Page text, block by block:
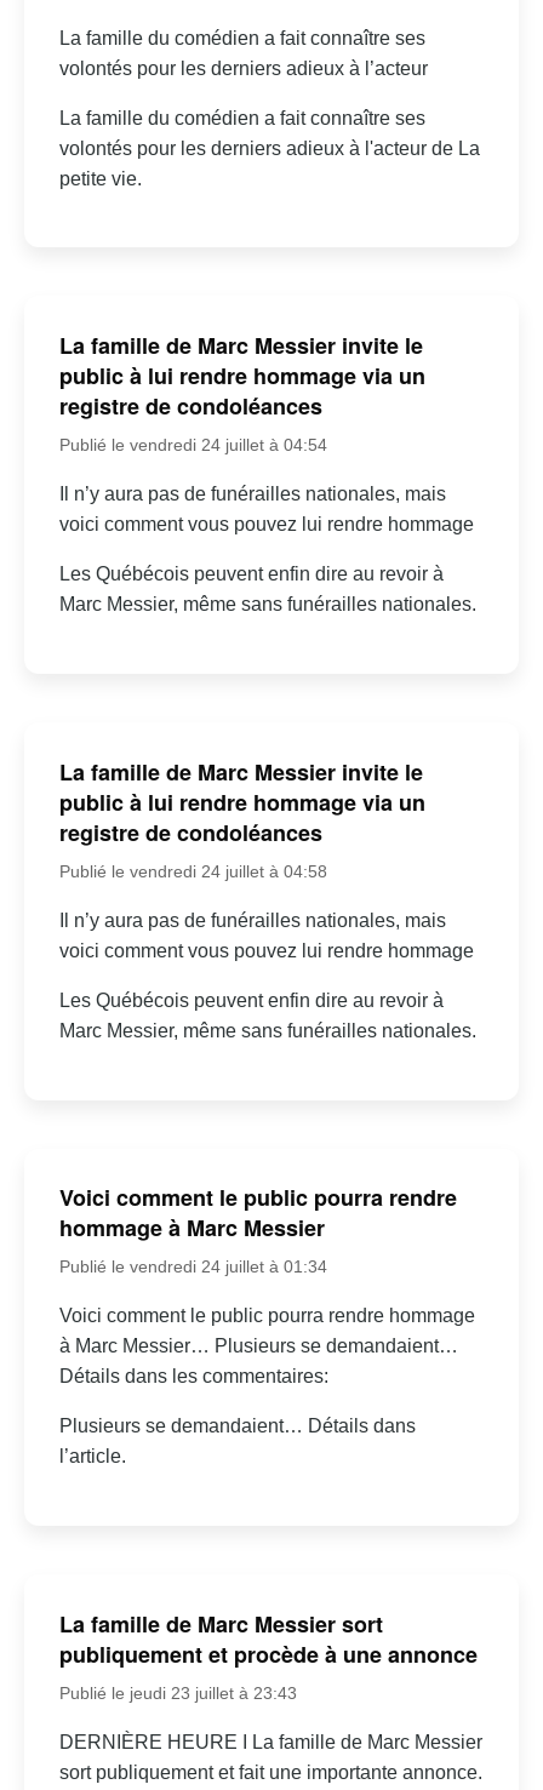
La famille du comédien a fait connaître ses
volontés pour les derniers adieux à l’acteur
La famille du comédien a fait connaître ses
volontés pour les derniers adieux à l'acteur de La
petite vie.
La famille de Marc Messier invite le
public à lui rendre hommage via un
registre de condoléances
Publié le vendredi 24 juillet à 04:54
Il n’y aura pas de funérailles nationales, mais
voici comment vous pouvez lui rendre hommage
Les Québécois peuvent enfin dire au revoir à
Marc Messier, même sans funérailles nationales.
La famille de Marc Messier invite le
public à lui rendre hommage via un
registre de condoléances
Publié le vendredi 24 juillet à 04:58
Il n’y aura pas de funérailles nationales, mais
voici comment vous pouvez lui rendre hommage
Les Québécois peuvent enfin dire au revoir à
Marc Messier, même sans funérailles nationales.
Voici comment le public pourra rendre
hommage à Marc Messier
Publié le vendredi 24 juillet à 01:34
Voici comment le public pourra rendre hommage
à Marc Messier… Plusieurs se demandaient…
Détails dans les commentaires:
Plusieurs se demandaient… Détails dans
l’article.
La famille de Marc Messier sort
publiquement et procède à une annonce
Publié le jeudi 23 juillet à 23:43
DERNIÈRE HEURE I La famille de Marc Messier
sort publiquement et fait une importante annonce.